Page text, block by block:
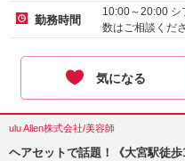
正社員-月給 :
勤務時間
10:00～20:00 シ
数はご相談くだ
気になる
ulu Allen株式会社/美容師
ヘアセットで話題！《大宮駅徒